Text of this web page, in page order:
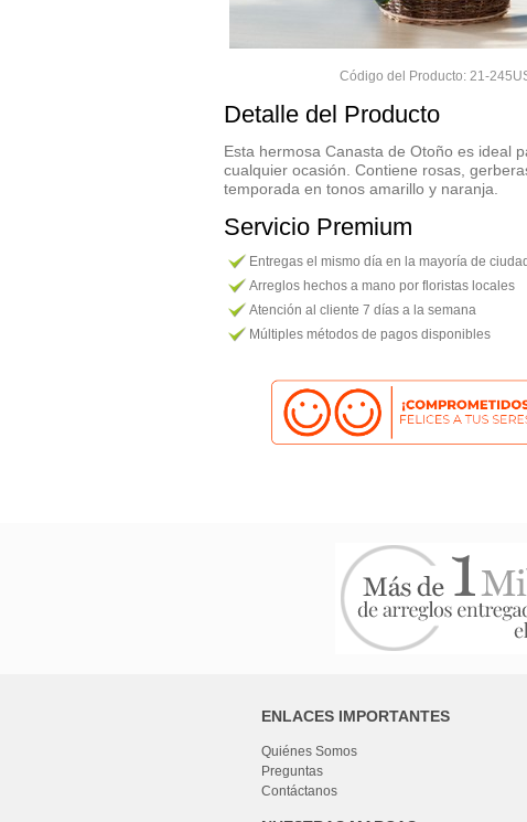
Código del Producto: 21-
Detalle del Producto
Esta hermosa Canasta de Otoño es ideal
cualquier ocasión. Contiene rosas,
temporada en tonos amarillo y naranja.
Servicio Premium
Entregas el mismo día en la mayoría de
Arreglos hechos a mano por floristas locales
Atención al cliente 7 días a la semana
Múltiples métodos de pagos disponibles
ENLACES IMPORTANTES
Quiénes Somos
Preguntas
Contáctanos